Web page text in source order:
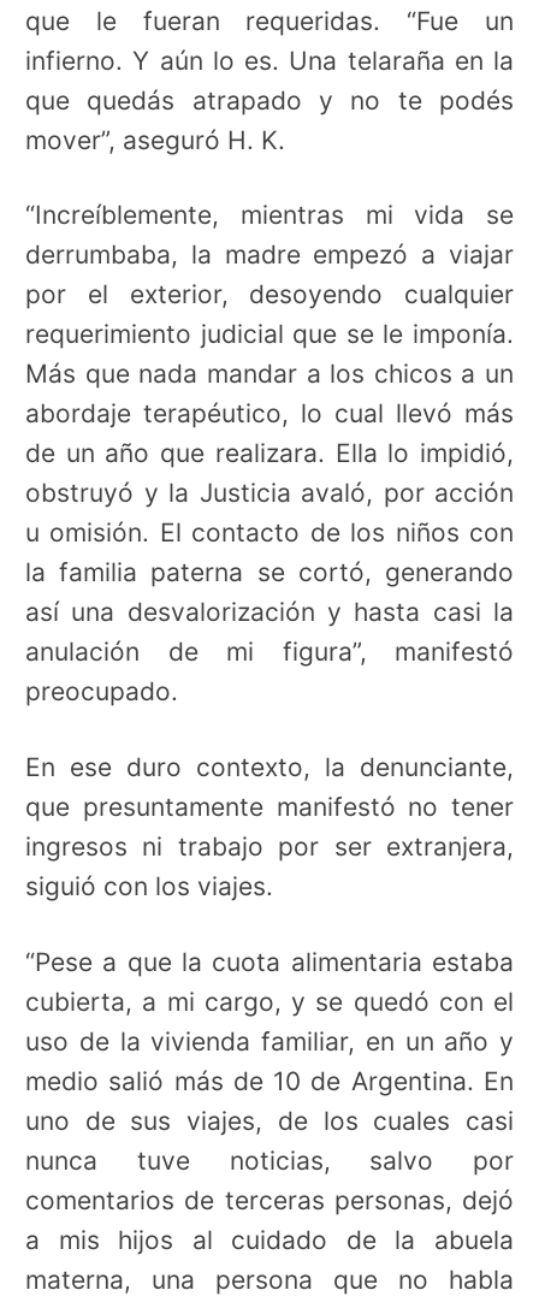
que le fueran requeridas. “Fue un
infierno. Y aún lo es. Una telaraña en la
que quedás atrapado y no te podés
mover”, aseguró H. K.
“Increíblemente, mientras mi vida se
derrumbaba, la madre empezó a viajar
por el exterior, desoyendo cualquier
requerimiento judicial que se le imponía.
Más que nada mandar a los chicos a un
abordaje terapéutico, lo cual llevó más
de un año que realizara. Ella lo impidió,
obstruyó y la Justicia avaló, por acción
u omisión. El contacto de los niños con
la familia paterna se cortó, generando
así una desvalorización y hasta casi la
anulación de mi figura”, manifestó
preocupado.
En ese duro contexto, la denunciante,
que presuntamente manifestó no tener
ingresos ni trabajo por ser extranjera,
siguió con los viajes.
“Pese a que la cuota alimentaria estaba
cubierta, a mi cargo, y se quedó con el
uso de la vivienda familiar, en un año y
medio salió más de 10 de Argentina. En
uno de sus viajes, de los cuales casi
nunca tuve noticias, salvo por
comentarios de terceras personas, dejó
a mis hijos al cuidado de la abuela
materna, una persona que no habla